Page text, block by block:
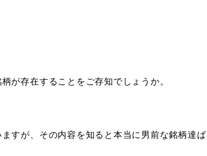
が存在することをご存知でしょうか。
すが、その内容を知ると本当に男前な銘柄達ば